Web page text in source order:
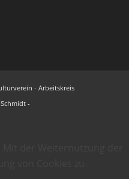
- Arbeitskreis
-